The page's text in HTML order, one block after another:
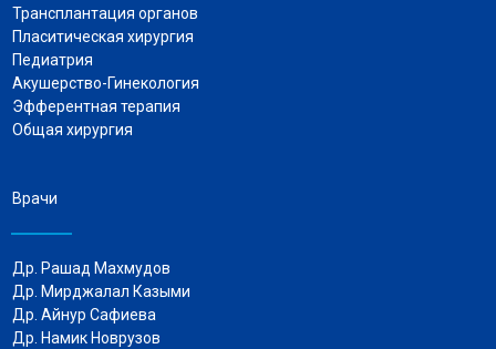
Трансплантация органов
Пласитическая хирургия
Педиатрия
Акушерство-Гинекология
Эфферентная терапия
Общая хирургия
Врачи
Др. Рашад Махмудов
Др. Мирджалал Казыми
Др. Айнур Сафиева
Др. Намик Новрузов